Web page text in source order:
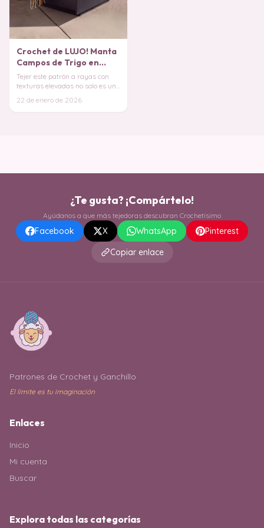
Crochet de LUJO! Manta
Campos de Trigo en
Crochet PATRON GRATIS
Tejer este patrón a rayas con
texturas elevadas no solo es un
experie
22 de enero de 2026
¿Te gusta? ¡Compártelo!
Ayúdanos a que más tejedoras descubran Crochetísimo
Facebook X WhatsApp
Pinterest
Copiar enlace
Patrones de Crochet y Ganchillo
El límite es tu imaginación
Enlaces
Inicio
Mi cuenta
Buscar
Explora todas las categorías